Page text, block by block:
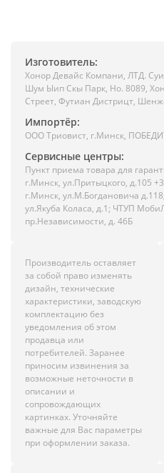
Изготовитель:
Хонор Девайс Компани, ЛТД.
Шум Ыип Скы Парк, Но. 8089,
Стреет, Футиан Дистрицт,
Импортёр:
ООО Триовист, г.Минск,
Сервисные центры:
Пункт приема товара для
г.Минск, ул.Притыцкого, д.105
г.Минск, ул.М.Богдановича
ул.Якуба Коласа, д.1; ЧТУП
пр.Независимости, д. 46Б
Производитель оставляет
за собой право изменять
дизайн, технические
характеристики, заводскую
комплектацию без
уведомления об этом
продавца или
потребителей. Заранее
приносим извинения за
возможные неточности в
описании и
сопровождающих
картинках. Уточняйте
важные для Вас параметры
при оформлении заказа.